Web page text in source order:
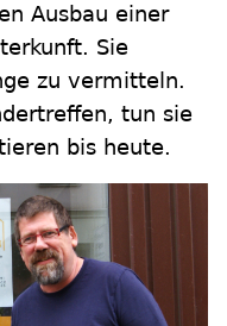
Ausbau einer
Sie
zu vermitteln.
tun sie
bis heute.